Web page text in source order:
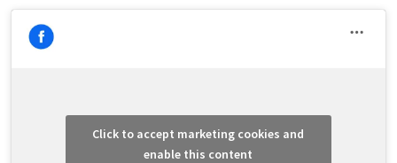
Click to accept marketing cookies and
enable this content